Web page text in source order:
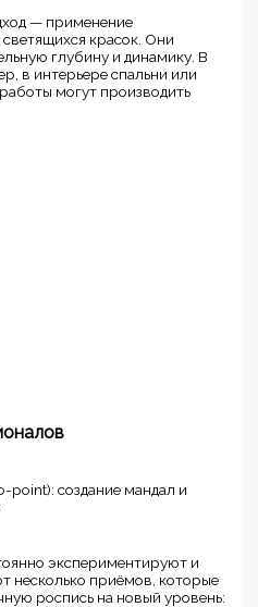
— применение
красок. Они
глубину и динамику. В
в интерьере спальни или
могут производить
экспериментируют и
несколько приёмов, которые
роспись на новый уровень: